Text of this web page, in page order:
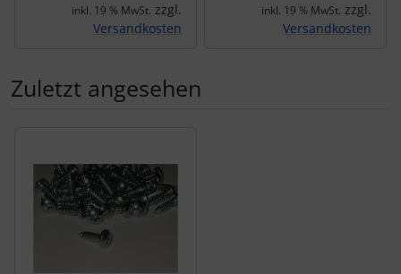
inkl. 19 % MwSt. zzgl.
Versandkosten
inkl. 19 % MwSt. zzgl.
Versandkosten
Zuletzt angesehen